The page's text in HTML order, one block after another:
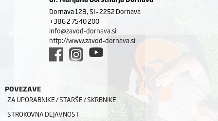
Dornava 128, SI - 2252 Dornava
+386 2 7540 200
info@zavod-dornava.si
http://www.zavod-dornava.si
POVEZAVE
ZA UPORABNIKE / STARŠE / SKRBNIKE
STROKOVNA DEJAVNOST